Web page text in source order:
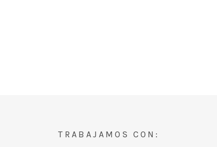
TRABAJAMOS CON: